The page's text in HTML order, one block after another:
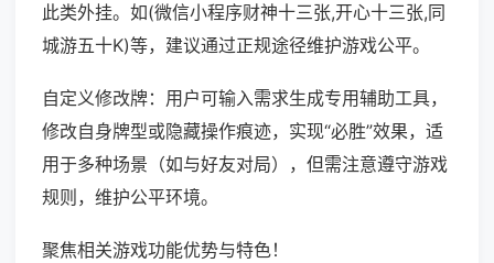
此类外挂。如(微信小程序财神十三张,开心十三张,同
城游五十K)等，建议通过正规途径维护游戏公平。
自定义修改牌：用户可输入需求生成专用辅助工具，
修改自身牌型或隐藏操作痕迹，实现“必胜”效果，适
用于多种场景（如与好友对局），但需注意遵守游戏
规则，维护公平环境。
聚焦相关游戏功能优势与特色！